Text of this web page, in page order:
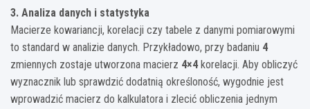
3. Analiza danych i statystyka
Macierze kowariancji, korelacji czy tabele z danymi pomiarowymi
to standard w analizie danych. Przykładowo, przy badaniu 4
zmiennych zostaje utworzona macierz 4×4korelacji. Aby obliczyć
wyznacznik lub sprawdzić dodatnią określoność, wygodnie jest
wprowadzić macierz do kalkulatora i zlecić obliczenia jednym